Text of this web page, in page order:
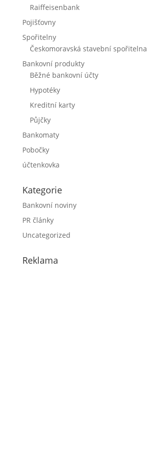
Raiffeisenbank
Pojišťovny
Spořitelny
Českomoravská stavební spořitelna
Bankovní produkty
Běžné bankovní účty
Hypotéky
Kreditní karty
Půjčky
Bankomaty
Pobočky
účtenkovka
Kategorie
Bankovní noviny
PR články
Uncategorized
Reklama